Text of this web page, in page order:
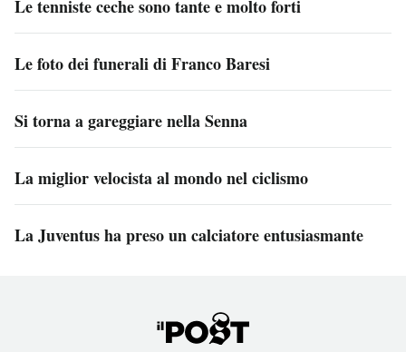
Le tenniste ceche sono tante e molto forti
Le foto dei funerali di Franco Baresi
Si torna a gareggiare nella Senna
La miglior velocista al mondo nel ciclismo
La Juventus ha preso un calciatore entusiasmante